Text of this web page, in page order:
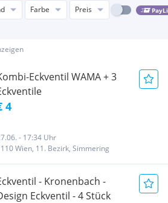
Farbe Preis
Eckventil WAMA + 3
4
- 17:34 Uhr
Wien, 11. Bezirk, Simmering
- Kronenbach -
Eckventil - 4 Stück